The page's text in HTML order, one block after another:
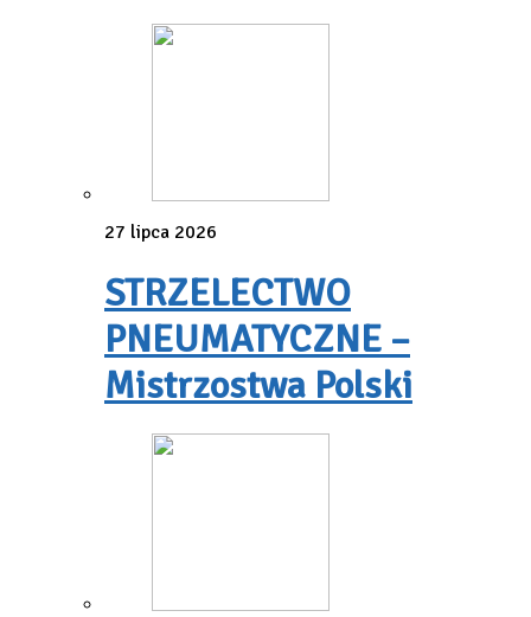
27 lipca 2026
STRZELECTWO
PNEUMATYCZNE –
Mistrzostwa Polski